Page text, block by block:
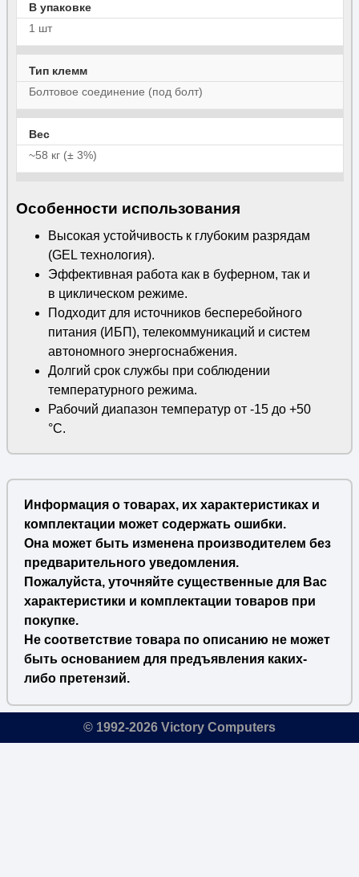
В упаковке
1 шт
Тип клемм
Болтовое соединение (под болт)
Вес
~58 кг (± 3%)
Особенности использования
Высокая устойчивость к глубоким разрядам
(GEL технология).
Эффективная работа как в буферном, так и
в циклическом режиме.
Подходит для источников бесперебойного
питания (ИБП), телекоммуникаций и систем
автономного энергоснабжения.
Долгий срок службы при соблюдении
температурного режима.
Рабочий диапазон температур от -15 до +50
°C.
Информация о товарах, их характеристиках и
комплектации может содержать ошибки.
Она может быть изменена производителем без
предварительного уведомления.
Пожалуйста, уточняйте существенные для Вас
характеристики и комплектации товаров при
покупке.
Не соответствие товара по описанию не может
быть основанием для предъявления каких-
либо претензий.
© 1992-2026 Victory Computers